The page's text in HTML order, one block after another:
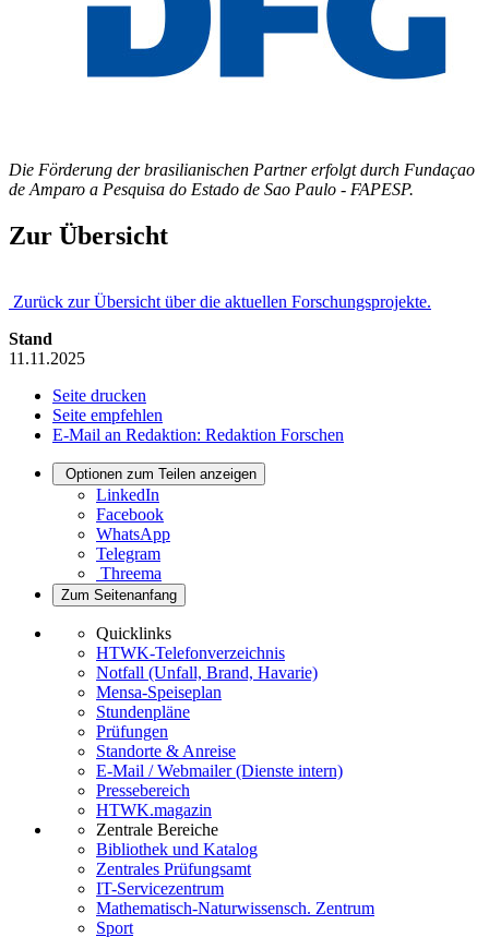
Die Förderung der brasilianischen Partner erfolgt durch Fundaçao
de Amparo a Pesquisa do Estado de Sao Paulo - FAPESP.
Zur Übersicht
Zurück zur Übersicht über die aktuellen Forschungsprojekte.
Stand
11.11.2025
Seite drucken
Seite empfehlen
E-Mail an Redaktion: Redaktion Forschen
Optionen zum Teilen anzeigen
LinkedIn
Facebook
WhatsApp
Telegram
Threema
Zum Seitenanfang
Quicklinks
HTWK-Telefonverzeichnis
Notfall (Unfall, Brand, Havarie)
Mensa-Speiseplan
Stundenpläne
Prüfungen
Standorte & Anreise
E-Mail / Webmailer (Dienste intern)
Pressebereich
HTWK.magazin
Zentrale Bereiche
Bibliothek und Katalog
Zentrales Prüfungsamt
IT-Servicezentrum
Mathematisch-Naturwissensch. Zentrum
Sport